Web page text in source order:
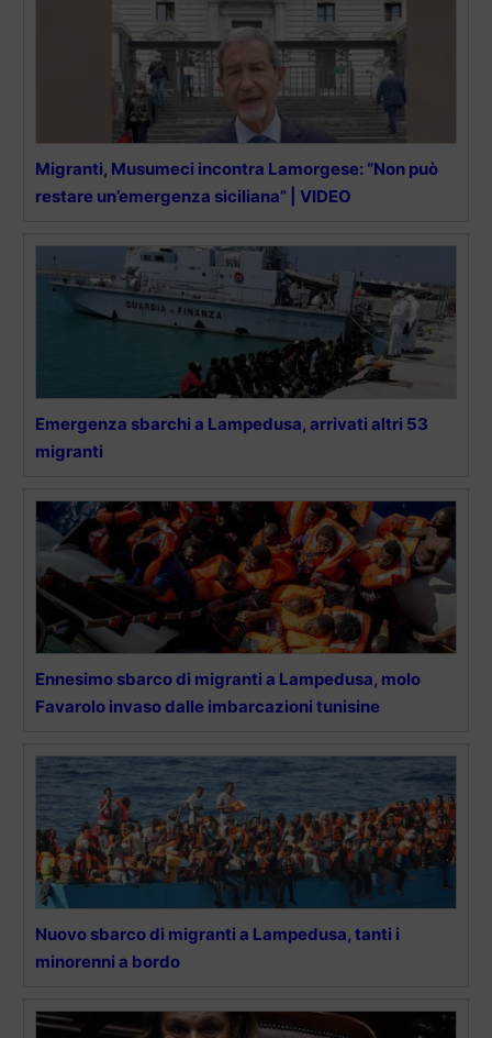
Migranti, Musumeci incontra Lamorgese: “Non può
restare un’emergenza siciliana” | VIDEO
Emergenza sbarchi a Lampedusa, arrivati altri 53
migranti
Ennesimo sbarco di migranti a Lampedusa, molo
Favarolo invaso dalle imbarcazioni tunisine
Nuovo sbarco di migranti a Lampedusa, tanti i
minorenni a bordo